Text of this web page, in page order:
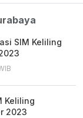
SIM Keliling
Keliling
2023